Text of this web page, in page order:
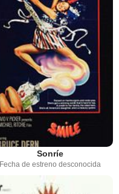
Sonríe
Fecha de estreno desconocida